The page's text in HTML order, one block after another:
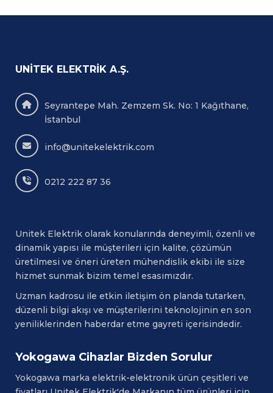
UNITEK ELEKTRIK A.Ş.
Seyrantepe Mah. Zemzem Sk. No: 1 Kağıthane,
İstanbul
info@unitekelektrik.com
0212 222 87 36
Unitek Elektrik olarak konularında deneyimli, özenli ve
dinamik yapısı ile müşterileri için kalite, çözümün
üretilmesi ve öneri üreten mühendislik ekibi ile size
hizmet sunmak bizim temel esasımızdır.
Uzman kadrosu ile etkin iletişim ön planda tutarken,
düzenli bilgi akışı ve müşterilerini teknolojinin en son
yeniliklerinden haberdar etme gayreti içerisindedir.
Yokogawa Cihazlar Bizden Sorulur
Yokogawa marka elektrik-elektronik ürün çeşitleri ve